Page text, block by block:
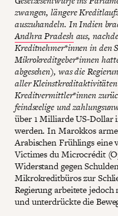
zwangen, längere
auszuhandeln. In Indien
Andhra Pradesh aus,
Kreditnehmer*innen in den
Mikrokreditgeber*innen
abgesehen), was die
aller Kleinstkreditaktivitäten
Kreditvermittler*innen
feindseelige und
über 1 Milliarde US-Dollar
werden. In Marokkos
Arabischen Frühlings eine
Victimes du Microcrédit
Widerstand gegen
Mikrokreditbüros zur
Regierung arbeitete
und unterdrückte die